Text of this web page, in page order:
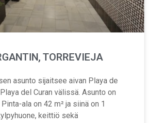
TORREVIEJA
asunto sijaitsee aivan Playa de
del Curan välissä. Asunto on
ala on 42 m² ja siinä on 1
keittiö sekä